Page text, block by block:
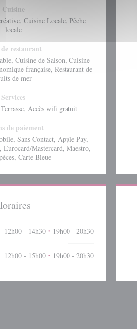
Cuisine
Cuisine Locale, Pêche
locale
de restaurant
Cuisine de Saison, Cuisine
française, Restaurant de
de mer
Services
Accès wifi gratuit
de paiement
Sans Contact, Apple Pay,
Eurocard/Mastercard, Maestro,
Carte Bleue
12h00 - 14h30 • 19h00 - 20h30
12h00 - 15h00 • 19h00 - 20h30